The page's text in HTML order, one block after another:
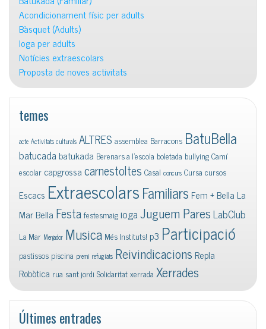
Acondicionament físic per adults
Bàsquet (Adults)
Ioga per adults
Notícies extraescolars
Proposta de noves activitats
temes
acte Activitats culturals ALTRES assemblea Barracons BatuBella
batucadabatukada Berenars a l'escola boletada bullyingCamí
escolar capgrossacarnestoltes Casal concurs Cursa cursos
Escacs ExtraescolarsFamiliars Fem + Bella La
Mar Bella FestafestesmaigiogaJuguem ParesLabClub
La Mar Menjador Musica Més Instituts! p3 Participació
pastissos piscina premi refugiats Reivindicacions Repla
Robòtica rua sant jordi Solidaritatxerrada Xerrades
Últimes entrades